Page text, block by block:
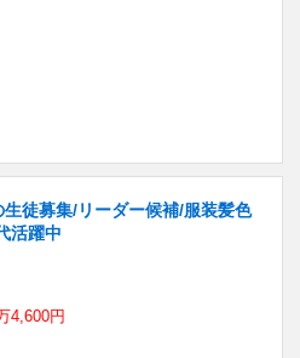
徒募集/リーダー候補/服装髪色
活躍中
4,600円